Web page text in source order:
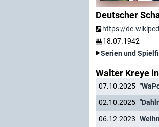
Deutscher
https://
18.07.1942
Serien und
Walter Kreye
07.10.2025
02.10.2025
06.12.2023